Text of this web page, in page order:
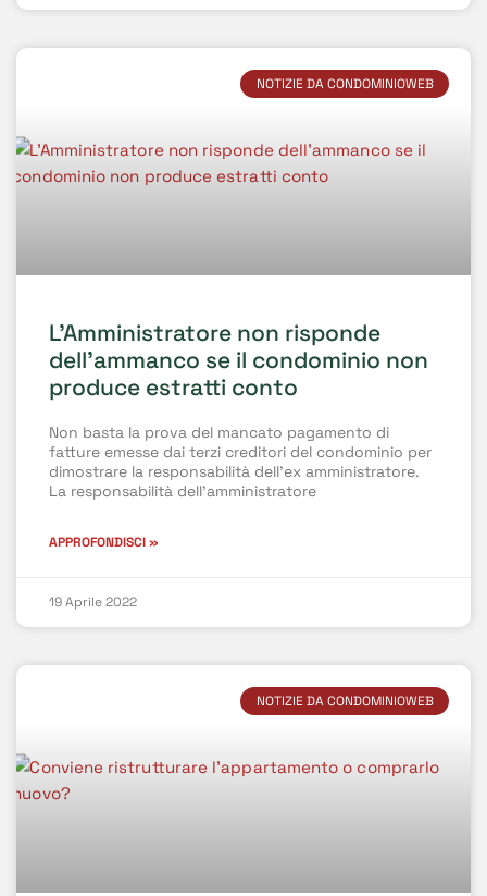
NOTIZIE DA CONDOMINIOWEB
L’Amministratore non risponde
dell’ammanco se il condominio non
produce estratti conto
Non basta la prova del mancato pagamento di
fatture emesse dai terzi creditori del condominio per
dimostrare la responsabilità dell’ex amministratore.
La responsabilità dell’amministratore
APPROFONDISCI »
19 Aprile 2022
NOTIZIE DA CONDOMINIOWEB